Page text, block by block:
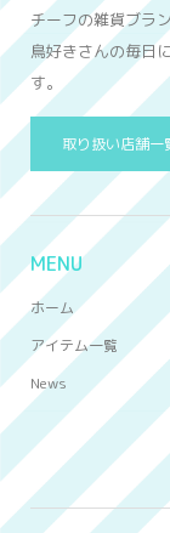
チーフの雑貨ブラ
鳥好きさんの毎日
す。
取り扱い店舗
MENU
ホーム
アイテム一覧
News